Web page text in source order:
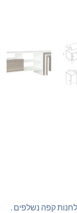
120 ס"מ אורך משולב עם 3 שולחנות קפה נשלפים .